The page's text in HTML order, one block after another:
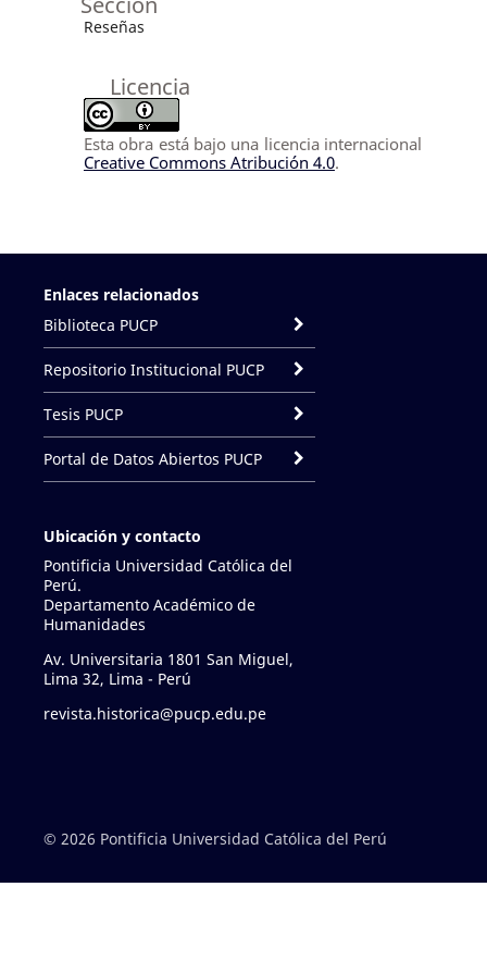
Reseñas
Licencia
Esta obra está bajo una licencia internacional
Creative Commons Atribución 4.0.
Enlaces relacionados
Biblioteca PUCP
Repositorio Institucional PUCP
Tesis PUCP
Portal de Datos Abiertos PUCP
Ubicación y contacto
Pontificia Universidad Católica del
Perú.
Departamento Académico de
Humanidades
Av. Universitaria 1801 San Miguel,
Lima 32, Lima - Perú
revista.historica@pucp.edu.pe
© 2026 Pontificia Universidad Católica del Perú